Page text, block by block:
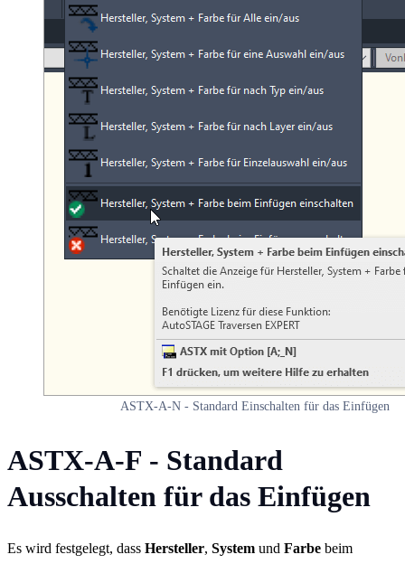
ASTX-A-N - Standard Einschalten für das Einfügen
ASTX-A-F - Standard
Ausschalten für das Einfügen
Es wird festgelegt, dass Hersteller, System und Farbe beim